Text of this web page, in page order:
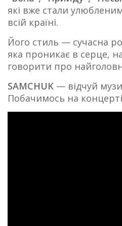
які вже стали
всій країні.
Його стиль — сучасна
яка проникає в серце,
говорити про
SAMCHUK — відчуй
Побачимось на